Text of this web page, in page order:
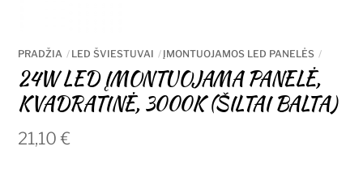
PRADŽIA LED ŠVIESTUVAI ĮMONTUOJAMOS LED PANELĖS
24W LED ĮMONTUOJAMA PANELĖ,
KVADRATINĖ, 3000K (ŠILTAI BALTA)
21,10€